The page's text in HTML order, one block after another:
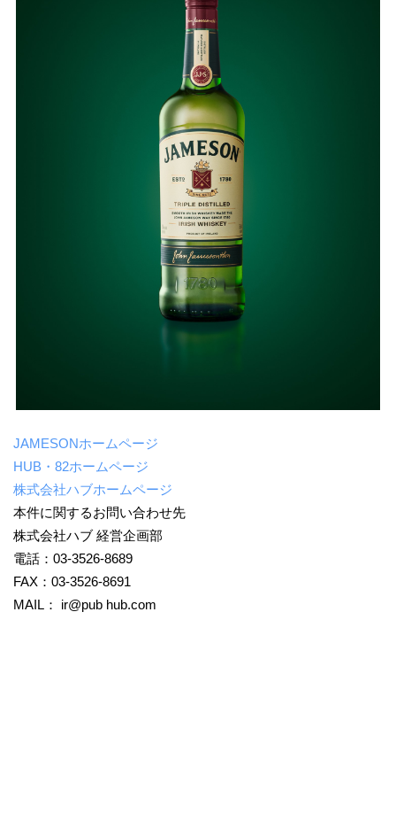
JAMESONホームページ
HUB・82ホームページ
株式会社ハブホームページ
本件に関するお問い合わせ先
株式会社ハブ 経営企画部
電話：03-3526-8689
FAX：03-3526-8691
MAIL： ir@pub hub.com